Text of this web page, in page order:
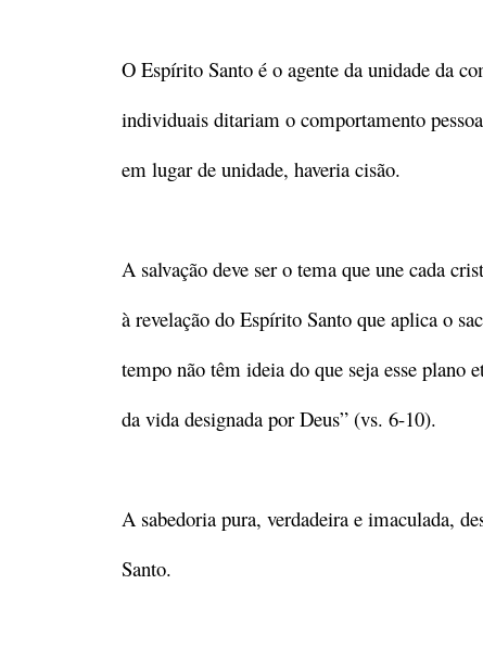
O Espírito Santo é o agente da unidade da
individuais ditariam o comportamento
em lugar de unidade, haveria cisão.
A salvação deve ser o tema que une cada
à revelação do Espírito Santo que aplica o
tempo não têm ideia do que seja esse
da vida designada por Deus” (vs. 6-10).
A sabedoria pura, verdadeira e imaculada,
Santo.